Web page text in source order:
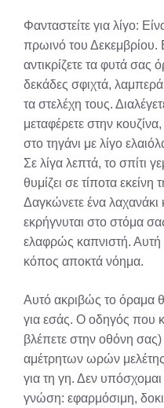
Φανταστείτε για λίγο:
πρωινό του Δεκεμβρίου.
αντικρίζετε τα φυτά σας
δεκάδες σφιχτά,
τα στελέχη τους.
μεταφέρετε στην κουζίνα,
στο τηγάνι με λίγο
Σε λίγα λεπτά, το σπίτι
θυμίζει σε τίποτα
Δαγκώνετε ένα λαχανάκι
εκρήγνυται στο στόμα
ελαφρώς καπνιστή. Αυτή
κόπος αποκτά νόημα.
Αυτό ακριβώς το όραμα
για εσάς. Ο οδηγός που
βλέπετε στην οθόνη σας)
αμέτρητων ωρών
για τη γη. Δεν
γνώση: εφαρμόσιμη,